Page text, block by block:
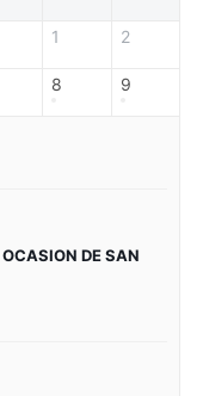
1 2
8 9
DE SAN